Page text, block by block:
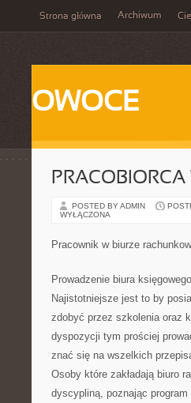
Strona główna Archiwum
OWOCE
POSTED BY ADMIN
WYŁĄCZONA
Pracownik w biurze
Prowadzenie biura
Najistotniejsze jest to by
zdobyć przez szkolenia oraz
dyspozycji tym prościej
znać się na wszelkich
Osoby które zakładają biuro
dyscypliną, poznając